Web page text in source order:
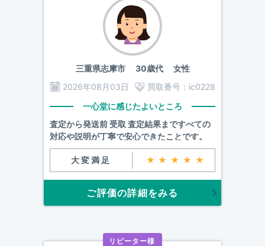
三重県志摩市30歳代 女性
2026年08月03日
買取番号： ic0228
一心堂に感じたよいところ
査定から発送前 受取 査定結果まですべての
対応や説明が丁寧で安心できたことです。
大変満足 ★★★★★
ご評価の詳細をみる
リピーター様